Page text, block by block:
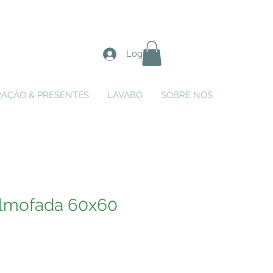
Login
& PRESENTES LAVABO SOBRE NÓS
60x60